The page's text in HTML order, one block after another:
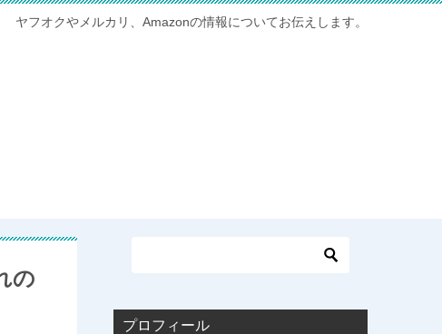
ヤフオクやメルカリ、Amazonの情報についてお伝えします。
の
プロフィール